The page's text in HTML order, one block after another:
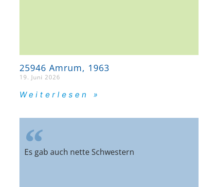
25946 Amrum, 1963
19. Juni 2026
Weiterlesen »
Es gab auch nette Schwestern